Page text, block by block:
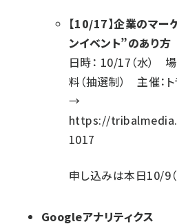
【10/17】企業のマー
ンイベント”のあり方
日時： 10/17（水）
料（抽選制） 主催：
→
https://
1017
申し込みは本日10/9
Googleアナリティクス